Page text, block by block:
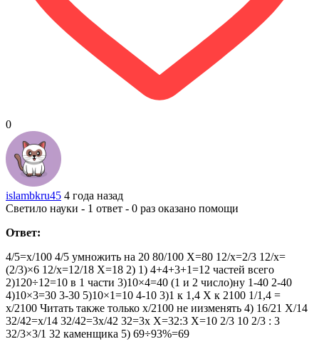
0
islambkru45 4 года назад
Светило науки - 1 ответ - 0 раз оказано помощи
Ответ:
4/5=x/100 4/5 умножить на 20 80/100 Х=80 12/х=2/3 12/х=
(2/3)×6 12/х=12/18 Х=18 2) 1) 4+4+3+1=12 частей всего
2)120÷12=10 в 1 части 3)10×4=40 (1 и 2 число)ну 1-40 2-40
4)10×3=30 3-30 5)10×1=10 4-10 3)1 к 1,4 Х к 2100 1/1,4 =
х/2100 Читать также только х/2100 не иизменять 4) 16/21 Х/14
32/42=х/14 32/42=3х/42 32=3х Х=32:3 Х=10 2/3 10 2/3 : 3
32/3×3/1 32 каменщика 5) 69÷93%=69